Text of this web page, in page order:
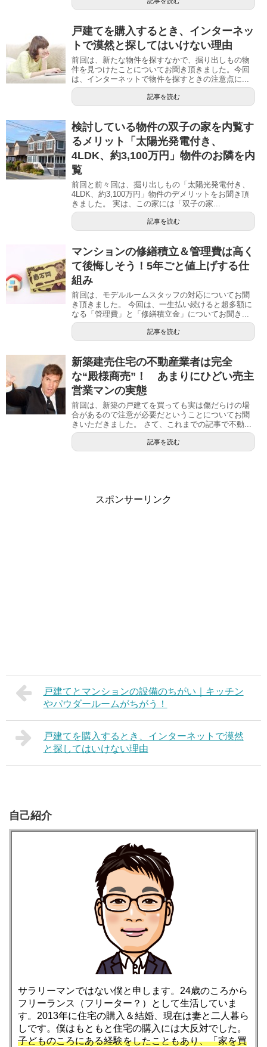
戸建てを購入するとき、インターネッ
トで漠然と探してはいけない理由
前回は、新たな物件を探すなかで、掘り出しもの物
件を見つけたことについてお聞き頂きました。今回
は、インターネットで物件を探すときの注意点に...
記事を読む
検討している物件の双子の家を内覧す
るメリット「太陽光発電付き、
4LDK、約3,100万円」物件のお隣を内
覧
前回と前々回は、掘り出しもの「太陽光発電付き、
4LDK、約3,100万円」物件のデメリットをお聞き頂
きました。 実は、この家には「双子の家...
記事を読む
マンションの修繕積立＆管理費は高く
て後悔しそう！5年ごと値上げする仕
組み
前回は、モデルルームスタッフの対応についてお聞
き頂きました。 今回は、一生払い続けると超多額に
なる「管理費」と「修繕積立金」についてお聞き...
記事を読む
新築建売住宅の不動産業者は完全
な“殿様商売”！ あまりにひどい売主
営業マンの実態
前回は、新築の戸建てを買っても実は傷だらけの場
合があるので注意が必要だということについてお聞
きいただきました。 さて、これまでの記事で不動...
記事を読む
スポンサーリンク
戸建てとマンションの設備のちがい｜キッチン
やパウダールームがちがう！
戸建てを購入するとき、インターネットで漠然
と探してはいけない理由
自己紹介
サラリーマンではない僕と申します。24歳のころから
フリーランス（フリーター？）として生活していま
す。2013年に住宅の購入＆結婚、現在は妻と二人暮ら
しです。僕はもともと住宅の購入には大反対でした。
子どものころにある経験をしたこともあり、「家を買